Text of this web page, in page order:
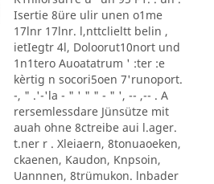
Isertie 8üre ulir unen o1me
17lnr 17lnr. l,nttclieltt belin ,
ietIegtr 4l, Doloorut10nort und
1n1tero Auoatatrum ' :ter :e
kèrtig n socori5oen 7'runoport.
-, " .'-'la - " ' " " - " ', -- ,-- . A
rersemlessdare Jünsütze mit
auah ohne 8ctreibe aui l.ager.
t.ner r . Xleiaern, 8tonuaoeken,
ckaenen, Kaudon, Knpsoin,
Uannnen, 8trümukon. lnbader